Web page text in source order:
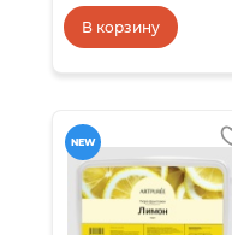
В корзину
NEW